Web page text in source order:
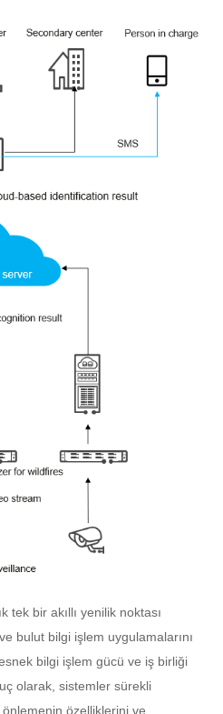
tek bir akıllı yenilik noktası
bulut bilgi işlem uygulamalarını
bilgi işlem gücü ve iş birliği
olarak, sistemler sürekli
önlemenin özelliklerini ve